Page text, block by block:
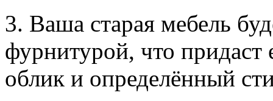
3. Ваша старая мебель
фурнитурой, что
облик и определённый